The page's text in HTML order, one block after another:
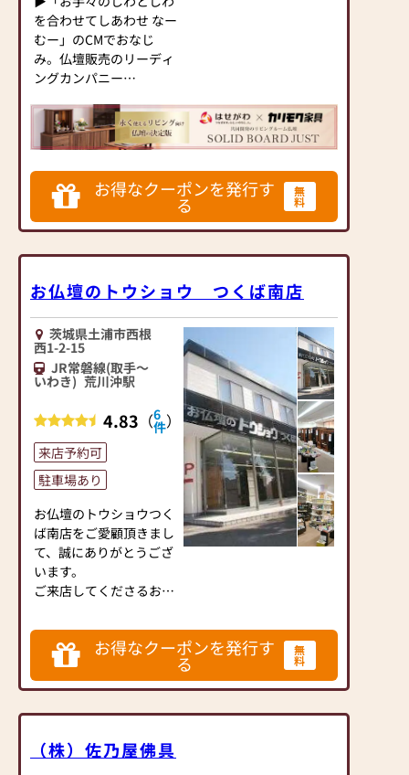
を合わせてしあわせ なー
むー」のCMでおなじ
み。仏壇販売のリーディ
ングカンパニー
国内家具専門メーカー
と、モダンなインテリア
にマッチするお仏壇を展
開
◆◆ お陰様で創業94年
◆◆
国内130店舗以上のスケ
の信頼。創業以来、親
心がけ、年間約25,000基
のお仏壇、約3,000基の
お墓を納めています。
「お仏壇のはせがわ」で
話の場づくり）の形をご
提案しております。ご自
身、ご家族にあった供養
の形について、迷うこと
ざいましたら、ぜひ、お
気軽にご相談ください。
店内にはお仏壇・お仏
具・お位牌・お線香・お
念珠等、豊富にご用意し
以上の組み合わせの中か
らお客様に合ったお仏
壇・お仏具をご提案いた
します。
協同開発≫
お得なクーポンを発行す
る
無
料
お仏壇のトウショウ つくば南店
茨城県土浦市西根
西1-2-15
JR常磐線(取手～
いわき) 荒川沖駅
4.83 （6
件）
来店予約可
駐車場あり
お仏壇のトウショウつく
ば南店をご愛顧頂きまし
て、誠にありがとうござ
います。
ご来店してくださるお客
への感謝の気持ちを忘れ
ず、お客様にご満足いた
だけるご案内を心がけた
いと思っております。
ております。
お得なクーポンを発行す
る
無
料
（株）佐乃屋佛具